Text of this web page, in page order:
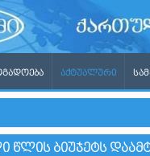
ᲐᲥᲢᲣᲐᲚᲣᲠᲘ
ᲬᲚᲘᲡ ᲑᲘᲣᲯᲔᲢᲡ